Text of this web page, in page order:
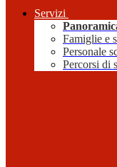
Servizi
Famiglie e
Personale
Percorsi di